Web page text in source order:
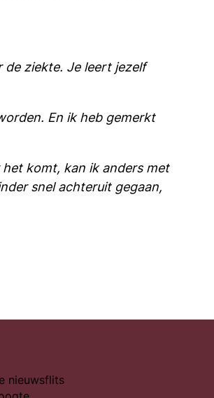
de ziekte. Je leert jezelf
En ik heb gemerkt
komt, kan ik anders met
snel achteruit gegaan,
nieuwsflits